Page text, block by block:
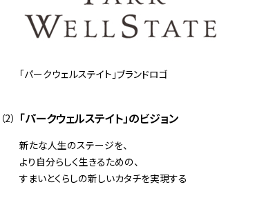
「パークウェルステイト」ブランドロゴ
「パークウェルステイト」のビジョン
新たな人生のステージを、
より自分らしく生きるための、
すまいとくらしの新しいカタチを実現する